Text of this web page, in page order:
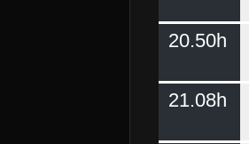
20.50h
21.08h